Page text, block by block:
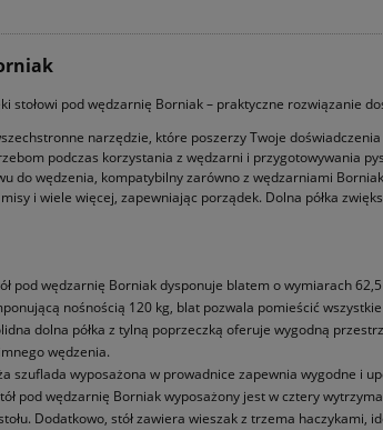
stołowi pod wędzarnię Borniak – praktyczne rozwiązanie
narzędzie, które poszerzy Twoje
podczas korzystania z wędzarni i przygotowywania
do wędzenia, kompatybilny zarówno z wędzarniami
i wiele więcej, zapewniając porządek. Dolna półka
pod wędzarnię Borniak dysponuje blatem o wymiarach
nośnością 120 kg, blat pozwala pomieścić
dolna półka z tylną poprzeczką oferuje wygodną
wędzenia.
szuflada wyposażona w prowadnice zapewnia wygodne i
pod wędzarnię Borniak wyposażony jest w cztery
Dodatkowo, stół zawiera wieszak z trzema haczykami,